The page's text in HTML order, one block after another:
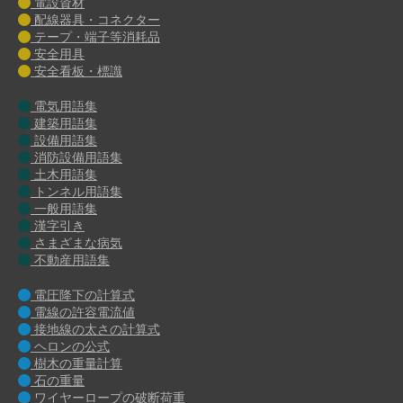
配線器具・コネクター
テープ・端子等消耗品
安全用具
安全看板・標識
電気用語集
建築用語集
設備用語集
消防設備用語集
土木用語集
トンネル用語集
一般用語集
漢字引き
さまざまな病気
不動産用語集
電圧降下の計算式
電線の許容電流値
接地線の太さの計算式
ヘロンの公式
樹木の重量計算
石の重量
ワイヤーロープの破断荷重